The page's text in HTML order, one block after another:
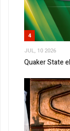
4
JUL, 10 2026
Quaker State